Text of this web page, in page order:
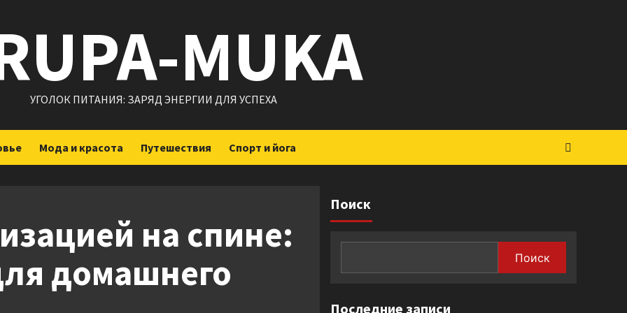
MUKA
УГОЛОК ПИТАНИЯ: ЗАРЯД ЭНЕРГИИ ДЛЯ УСПЕХА
Мода и красота Путешествия Спорт и йога
на спине:
домашнего
Поиск
Поиск
Последние записи